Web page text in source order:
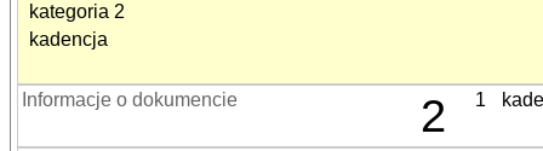
kategoria 2
kadencja
Informacje o dokumencie 2 1